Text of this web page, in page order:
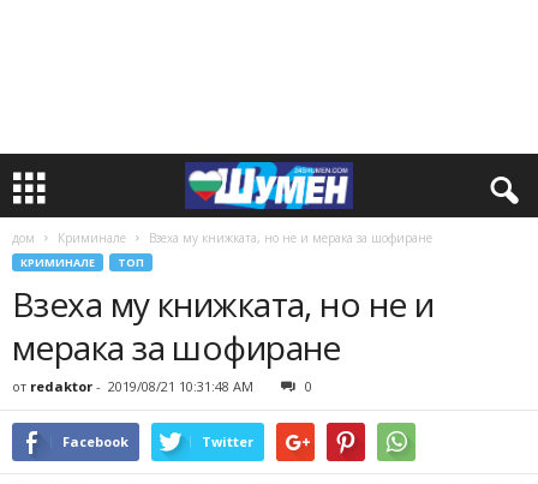
дом Криминале Взеха му книжката, но не и мерака за шофиране
КРИМИНАЛЕ ТОП
Взеха му книжката, но не и
мерака за шофиране
от redaktor - 2019/08/21 10:31:48 AM 0
Facebook Twitter